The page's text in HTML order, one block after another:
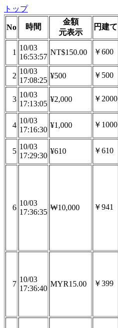
トップ
No 時間
金額
元表示
円建て
1
10/03
16:53:57
NT$150.00 ￥600
2
10/03
17:08:25
¥500 ￥500
3
10/03
17:13:05
¥2,000 ￥2000
4
10/03
17:16:30
¥1,000 ￥1000
5
10/03
17:29:30
¥610 ￥610
6
10/03
17:36:35
₩10,000 ￥941
7
10/03
17:36:40
MYR15.00 ￥399